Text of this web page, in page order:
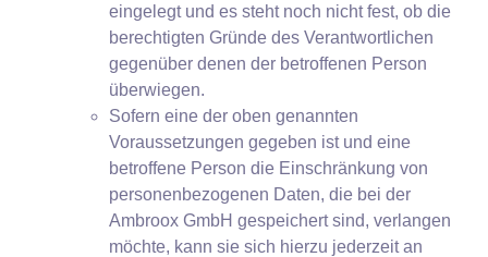
eingelegt und es steht noch nicht fest, ob die
berechtigten Gründe des Verantwortlichen
gegenüber denen der betroffenen Person
überwiegen.
Sofern eine der oben genannten
Voraussetzungen gegeben ist und eine
betroffene Person die Einschränkung von
personenbezogenen Daten, die bei der
Ambroox GmbH gespeichert sind, verlangen
möchte, kann sie sich hierzu jederzeit an